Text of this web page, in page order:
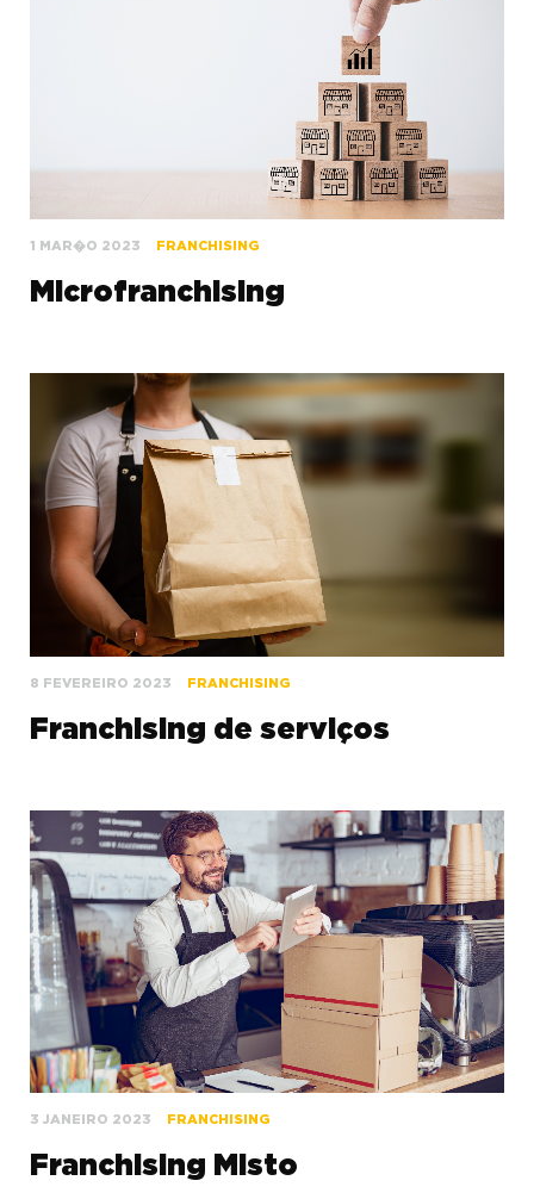
1 MAR�O 2023 FRANCHISING
Microfranchising
8 FEVEREIRO 2023 FRANCHISING
Franchising de serviços
3 JANEIRO 2023 FRANCHISING
Franchising Misto